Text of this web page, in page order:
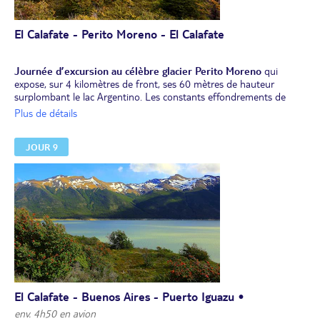
El Calafate - Perito Moreno - El Calafate
Journée d’excursion au célèbre glacier Perito Moreno qui
expose, sur 4 kilomètres de front, ses 60 mètres de hauteur
surplombant le lac Argentino. Les constants effondrements de
pans de glace qui se détachent du glacier pour tomber dans l'eau,
Déjeuner sur le site.
Dans l'après-midi, vous naviguerez sur le lac pour vous approcher
au plus près du géant de glace (droits d’entrée dans le parc et
navigation compris). Retour sur El Calafate.
Dîner libre et nuit à l’hôtel.
Plus de détails
JOUR 9
El Calafate - Buenos Aires - Puerto Iguazu •
env. 4h50 en avion